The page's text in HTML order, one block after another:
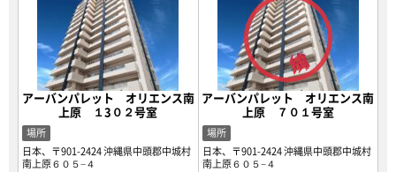
アーバンパレット オリエンス南
上原 １3０２号室
場所
日本、〒901-2424 沖縄県中頭郡中城村
南上原６０５−４
アーバンパレット オリエンス南
上原 ７０１号室
場所
日本、〒901-2424 沖縄県中頭郡中城村
南上原６０５−４